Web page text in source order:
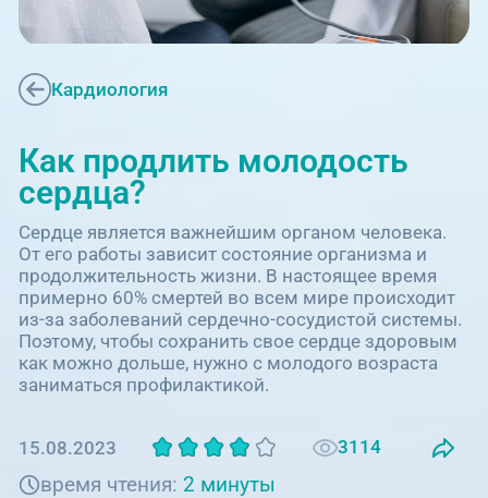
О клинике
Блог врачей
Новости
Пациентам
PreventAGE
запись на прием
+7 (351) 220-03-03
+7 (7142) 927-003
Справочный телефон для
жителей Казахстана
Кардиология
Как продлить молодость
сердца?
Сердце является важнейшим органом человека.
От его работы зависит состояние организма и
продолжительность жизни. В настоящее время
примерно 60% смертей во всем мире происходит
из-за заболеваний сердечно-сосудистой системы.
Поэтому, чтобы сохранить свое сердце здоровым
как можно дольше, нужно с молодого возраста
заниматься профилактикой.
15.08.2023 3114
время чтения: 2 минуты